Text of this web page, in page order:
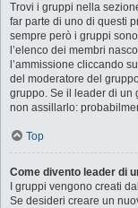
Trovi i gruppi nella
far parte di uno di questi
sempre però i gruppi
l’elenco dei membri
l’ammissione cliccando
del moderatore del
gruppo. Se il leader di un
non assillarlo:
Top
Come divento leader di
I gruppi vengono creati
Se desideri creare un